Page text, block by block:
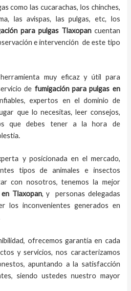
como las cucarachas, los chinches,
las avispas, las pulgas, etc, los
para pulgas Tlaxopancuentan
e intervención de este tipo
muy eficaz y útil para
de fumigación para pulgas en
expertos en el dominio de
que lo necesitas, leer consejos,
que debes tener a la hora de
y posicionada en el mercado,
tipos de animales e insectos
con nosotros, tenemos la mejor
Tlaxopan, y personas delegadas
los inconvenientes generados en
ofrecemos garantía en cada
y servicios, nos caracterizamos
apuntando a la satisfacción
siendo ustedes nuestro mayor